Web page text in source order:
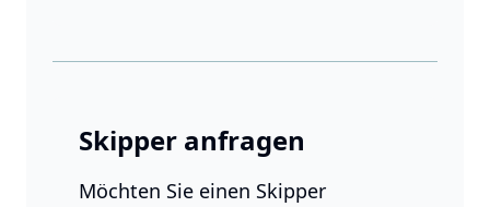
Skipper anfragen
Möchten Sie einen Skipper